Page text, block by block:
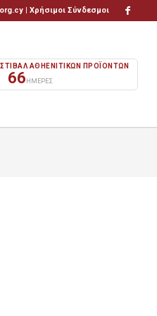
|Χρήσιμοι Σύνδεσμοι
ΑΘΗΕΝΙΤΙΚΩΝ ΠΡΟΪΟΝΤΩΝ
66 ΗΜΕΡΕΣ